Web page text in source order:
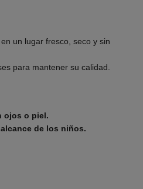
en un lugar fresco, seco y sin
para mantener su calidad.
ojos o piel.
de los niños.